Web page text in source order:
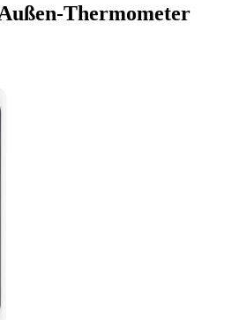
Thermometer